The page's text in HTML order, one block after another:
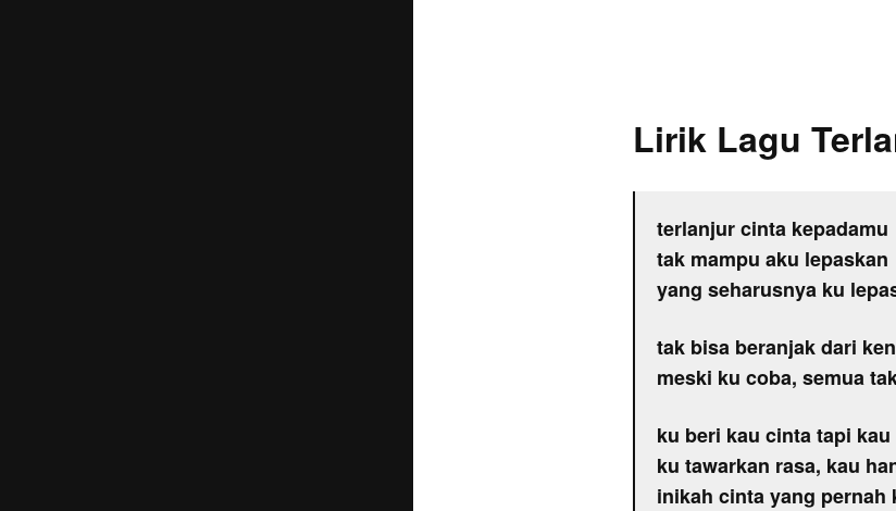
Lirik Lagu
terlanjur cinta kepadamu
tak mampu aku lepaskan
yang seharusnya ku
tak bisa beranjak dari
meski ku coba, semua
ku beri kau cinta tapi
ku tawarkan rasa, kau
inikah cinta yang pernah